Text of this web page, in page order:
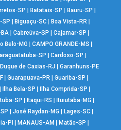
SP Batatais-SP Bauru-SP
SP Biguaçu-SC Boa Vista-RR
| Cabreúva-SP Cajamar-SP
Belo-MG |CAMPO GRANDE-MS
SP Cardoso-SP
Duque de Caxias-RJ
Garanhuns-PE
| Guarapuava-PR| Guariba-SP
Ilha Bela-SP Ilha Comprida-SP
SP Itaqui-RS Ituiutaba-MG
José Raydan-MG Lages-SC|
PI MANAUS-AM Matão-SP